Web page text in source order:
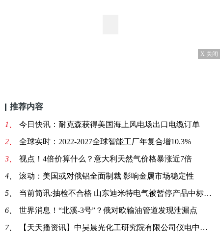
X 关闭
推荐内容
1、 今日快讯：耐克森获得美国海上风电场出口电缆订单
2、 全球实时：2022-2027全球智能工厂年复合增10.3%
3、 视点！4倍价算什么？意大利天然气价格暴涨近7倍
4、 滚动：美国或对俄铝全面制裁 影响金属市场稳定性
5、 当前简讯:抽检不合格 山东迪米特电气被暂停产品中标资格6个月
6、 世界消息！“北溪-3号”？俄对欧输油管道发现泄漏点
7、 【天天播资讯】中昊晨光化工研究院有限公司仪电中心改造用电缆采购